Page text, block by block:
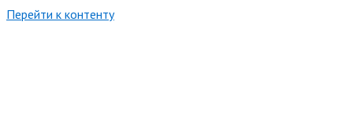
Перейти к контенту